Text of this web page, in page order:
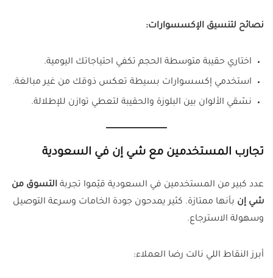
نصائح لتنسيق الإكسسوارات:
اختاري حقيبة متوسطة الحجم تكفي احتياجاتك اليومية.
استخدمي إكسسوارات بسيطة تعكس ذوقك من غير مبالغة.
نسّقي الألوان بين البلوزة والحقيبة لتعطي توازن للإطلالة.
تجارب المستخدمين مع شي إن في السعودية
عدد كبير من المستخدمين في السعودية قيّموا تجربة التسوق من
شي إن بأنها ممتازة. كثير يمدحون جودة الخامات وسرعة التوصيل
وسهولة الاسترجاع.
أبرز النقاط اللي نالت رضا العملاء: